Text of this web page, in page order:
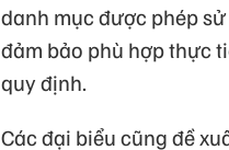
danh mục được phép
đảm bảo phù hợp thực
quy định.
Các đại biểu cũng đề